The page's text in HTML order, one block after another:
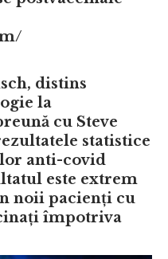
distins
la
cu Steve
statistice
anti-covid
este extrem
noii pacienți cu
împotriva